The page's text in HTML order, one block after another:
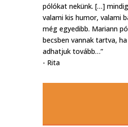
pólókat nekünk. […]
valami kis humor, valami
még egyedibb. Mariann
becsben vannak tartva,
adhatjuk tovább…”
- Rita